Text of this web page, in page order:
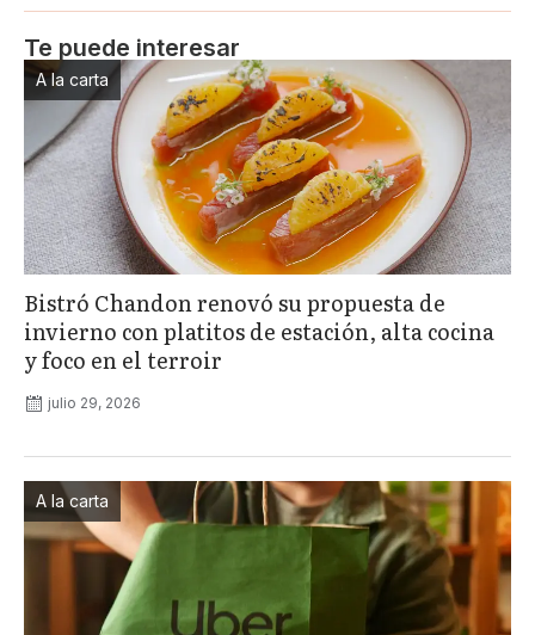
Te puede interesar
A la carta
Bistró Chandon renovó su propuesta de
invierno con platitos de estación, alta cocina
y foco en el terroir
julio 29, 2026
A la carta